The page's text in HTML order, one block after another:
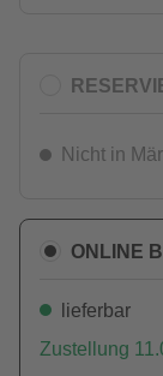
Nicht in
ONLINE
lieferbar
Zustellung